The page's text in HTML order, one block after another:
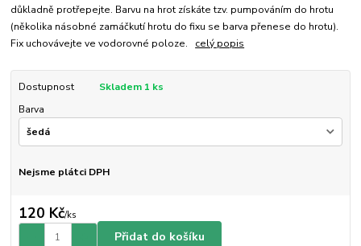
důkladně protřepejte. Barvu na hrot získáte tzv. pumpováním do hrotu
(několika násobné zamáčkutí hrotu do fixu se barva přenese do hrotu).
Fix uchovávejte ve vodorovné poloze. celý popis
Dostupnost
Skladem 1 ks
Barva
Nejsme plátci DPH
120 Kč/ks
Přidat do košíku